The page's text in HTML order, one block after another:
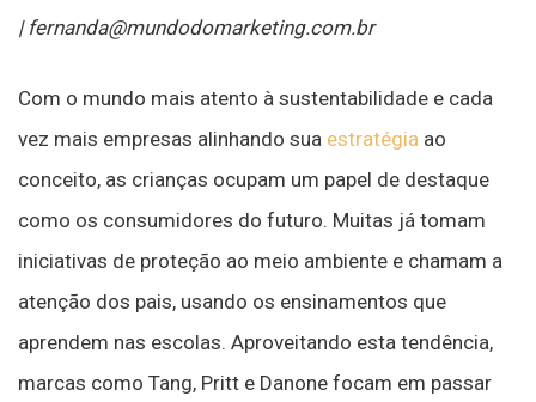
| fernanda@mundodomarketing.com.br
Com o mundo mais atento à sustentabilidade e cada
vez mais empresas alinhando sua estratégia ao
conceito, as crianças ocupam um papel de destaque
como os consumidores do futuro. Muitas já tomam
iniciativas de proteção ao meio ambiente e chamam a
atenção dos pais, usando os ensinamentos que
aprendem nas escolas. Aproveitando esta tendência,
marcas como Tang, Pritt e Danone focam em passar